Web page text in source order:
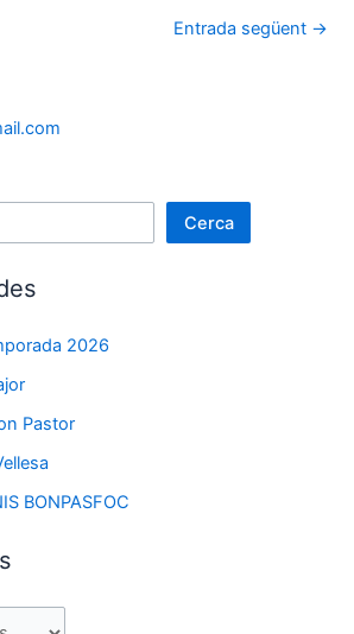
Entrada següent →
Cerca
2026
Pastor
BONPASFOC